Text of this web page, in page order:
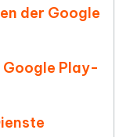
der Google
Google Play-